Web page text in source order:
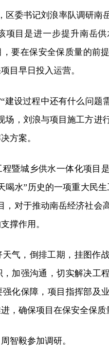
区委书记刘浪率队调研南
项目是进一步提升南岳
要在保安全保质量的前
目早日投入运营。
建设过程中还有什么问题
场，刘浪与项目施工方进
方案。
暨城乡供水一体化项目
喝水”历史的一项重大民
，对于推动南岳经济社会
撑作用。
气，倒排工期，挂图作
加强沟通，切实解决工
化保障，项目指挥部及
，确保项目在保安全保质
智毅参加调研。